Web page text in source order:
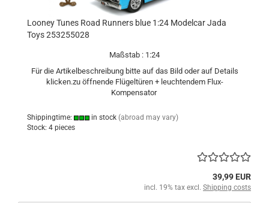
Looney Tunes Road Runners blue 1:24 Modelcar Jada
Toys 253255028
Maßstab : 1:24
Für die Artikelbeschreibung bitte auf das Bild oder auf Details
klicken.zu öffnende Flügeltüren + leuchtendem Flux-
Kompensator
Shippingtime: in stock (abroad may vary)
Stock: 4 pieces
39,99 EUR
incl. 19% tax excl. Shipping costs